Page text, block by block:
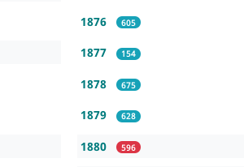
1876 605
1877 154
1878 675
1879 628
1880 596